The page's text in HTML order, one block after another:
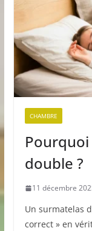
CHAMBRE
double ?
11 décembre
Un surmatelas
correct » en